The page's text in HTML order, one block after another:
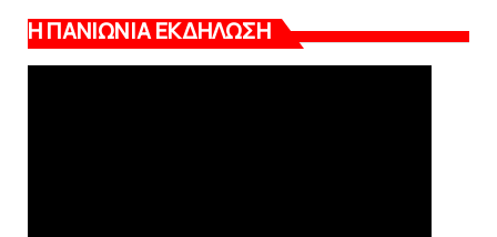
Η ΠΑΝΙΩΝΙΑ ΕΚΔΗΛΩΣΗ